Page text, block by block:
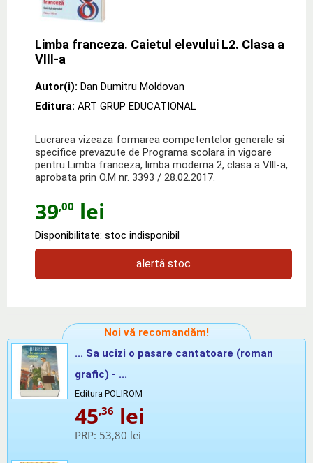
Limba franceza. Caietul elevului L2. Clasa a
VIII-a
Autor(i): Dan Dumitru Moldovan
Editura: ART GRUP EDUCATIONAL
Lucrarea vizeaza formarea competentelor generale si
specifice prevazute de Programa scolara in vigoare
pentru Limba franceza, limba moderna 2, clasa a Vlll-a,
aprobata prin O.M nr. 3393 / 28.02.2017.
39,00 lei
Disponibilitate: stoc indisponibil
alertă stoc
Noi vă recomandăm!
... Sa ucizi o pasare cantatoare (roman
grafic) - ...
Editura POLIROM
45,36 lei
PRP: 53,80 lei